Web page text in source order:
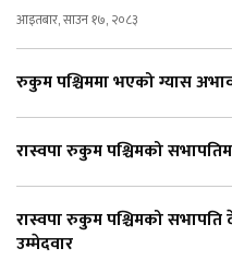
आइतबार, साउन १७, २०८३
रुकुम पश्चिममा भएको ग्यास
रास्वपा रुकुम पश्चिमको
रास्वपा रुकुम पश्चिमको
उम्मेदवार